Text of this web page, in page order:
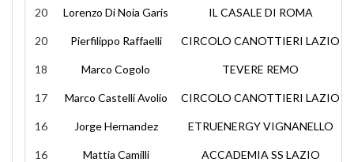
20 Lorenzo Di Noia Garis IL CASALE DI ROMA
20 Pierfilippo Raffaelli CIRCOLO CANOTTIERI LAZIO
18 Marco Cogolo TEVERE REMO
17 Marco Castelli Avolio CIRCOLO CANOTTIERI LAZIO
16 Jorge Hernandez ETRUENERGY VIGNANELLO
16 Mattia Camilli ACCADEMIA SS LAZIO